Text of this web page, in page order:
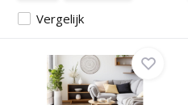
Vergelijk